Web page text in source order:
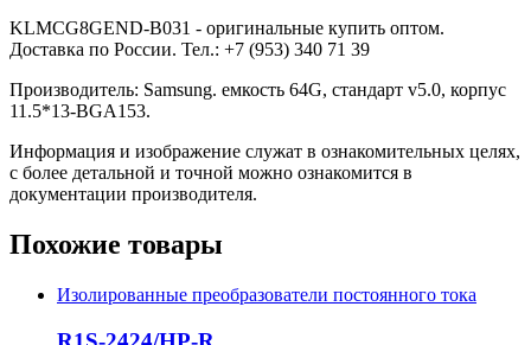
KLMCG8GEND-B031 - оригинальные купить оптом.
Доставка по России. Тел.: +7 (953) 340 71 39
Производитель: Samsung. емкость 64G, стандарт v5.0, корпус
11.5*13-BGA153.
Информация и изображение служат в ознакомительных целях,
с более детальной и точной можно ознакомится в
документации производителя.
Похожие товары
Изолированные преобразователи постоянного тока